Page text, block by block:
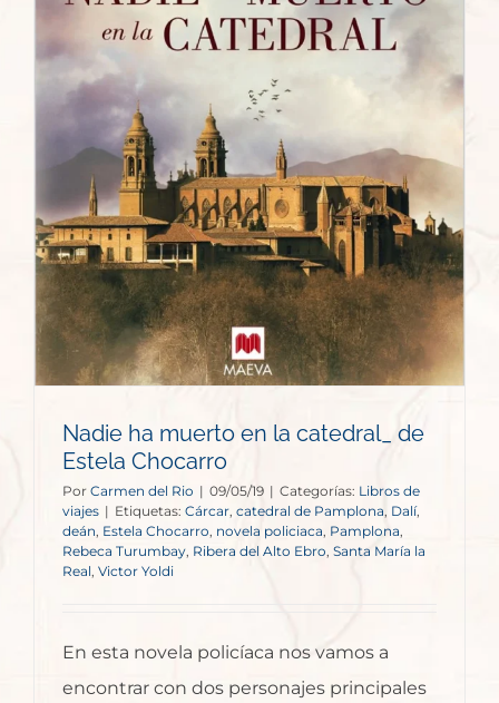
Nadie ha muerto en la catedral_ de
Estela Chocarro
Por Carmen del Rio | 09/05/19 | Categorías: Libros de
viajes | Etiquetas: Cárcar catedral de Pamplona Dalí,
deán Estela Chocarro, novela policiaca, Pamplona,
Rebeca Turumbay, Ribera del Alto Ebro Santa María la
Real, Victor Yoldi
En esta novela policíaca nos vamos a
encontrar con dos personajes principales